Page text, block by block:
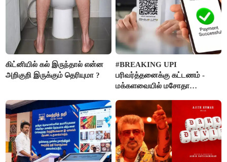
கிட்னியில் கல் இருந்தால் என்ன
அறிகுறி இருக்கும் தெரியுமா ?
#BREAKING UPI
பரிவர்த்தனைக்கு கட்டணம் -
மக்களவையில் மசோதா